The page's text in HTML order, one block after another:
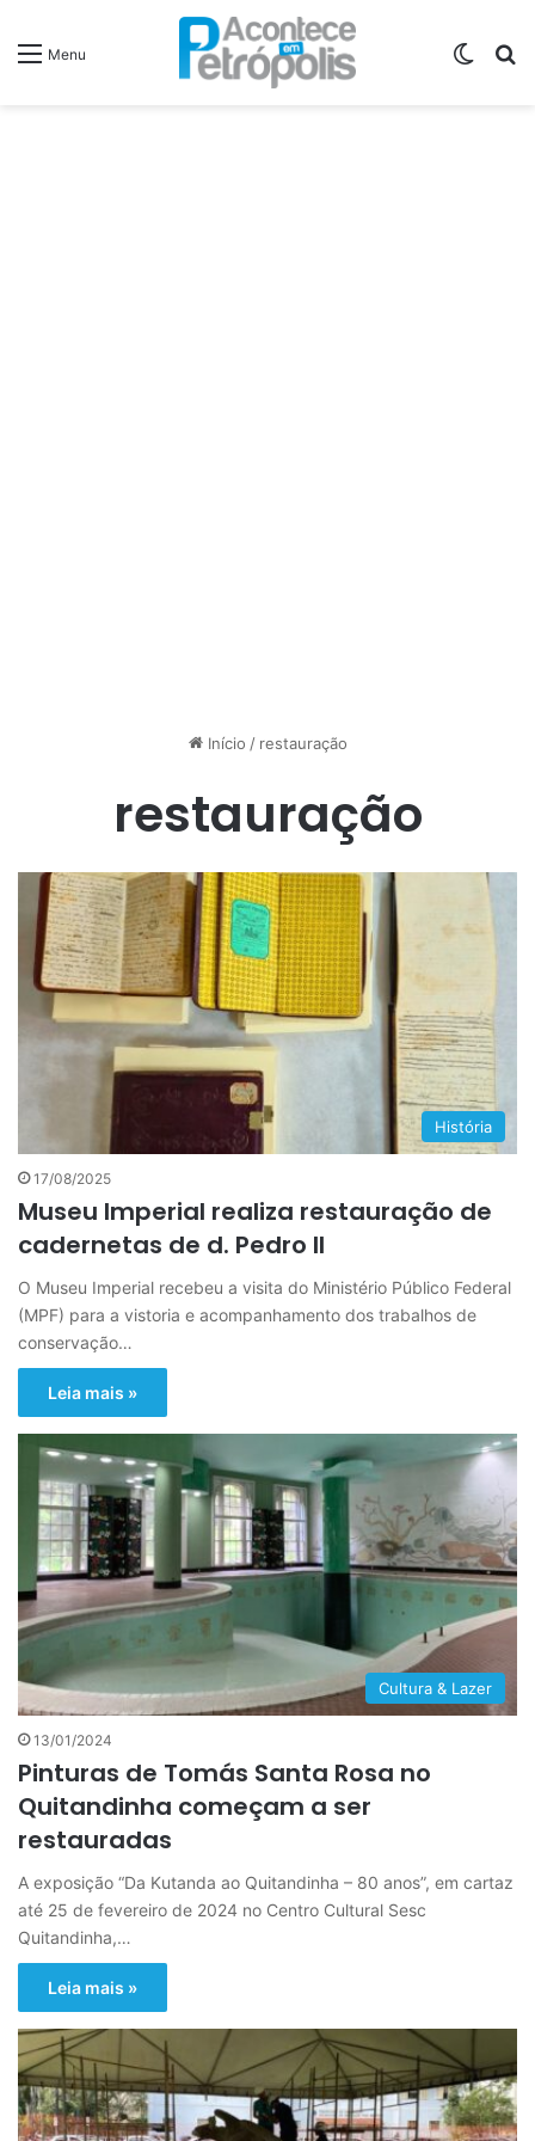
Menu
Início / restauração
restauração
História
17/08/2025
Museu Imperial realiza restauração de
cadernetas de d. Pedro II
O Museu Imperial recebeu a visita do Ministério Público Federal
(MPF) para a vistoria e acompanhamento dos trabalhos de
conservação…
Leia mais »
Cultura & Lazer
13/01/2024
Pinturas de Tomás Santa Rosa no
Quitandinha começam a ser
restauradas
A exposição “Da Kutanda ao Quitandinha – 80 anos”, em cartaz
até 25 de fevereiro de 2024 no Centro Cultural Sesc
Quitandinha,…
Leia mais »